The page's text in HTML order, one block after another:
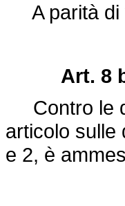
A parità di
Art. 8
Contro le
articolo sulle
e 2, è